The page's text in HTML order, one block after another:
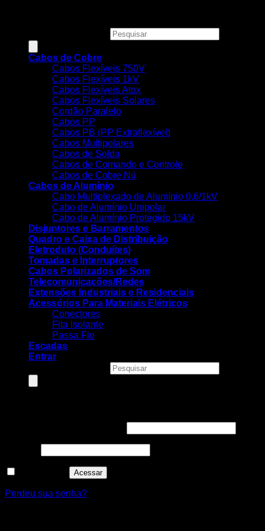
Cabos de Cobre
Cabos Flexíveis 750V
Cabos Flexíveis 1kV
Cabos Flexíveis Atox
Cabos Flexíveis Solares
Cordão Paralelo
Cabos PP
Cabos PB (PP Extraflexível)
Cabos Multipolares
Cabos de Solda
Cabos de Comando e Controle
Cabos de Cobre Nú
Cabos de Alumínio
Cabo Multiplexado de Alumínio 0,6/1kV
Cabo de Alumínio Unipolar
Cabo de Alumínio Protegido 15kV
Disjuntores e Barramentos
Quadro e Caixa de Distribuição
Eletroduto (Conduítes)
Tomadas e Interruptores
Cabos Polarizados de Som
Telecomunicações/Redes
Extensões Industriais e Residenciais
Acessórios Para Materiais Elétricos
Conectores
Fita Isolante
Passa Fio
Escadas
Entrar
Acessar
Perdeu sua senha?